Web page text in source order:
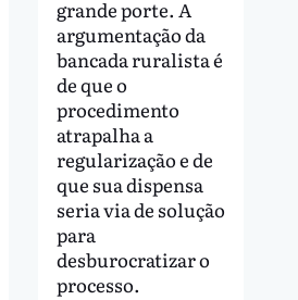
grande porte. A
argumentação da
bancada ruralista é
de que o
procedimento
atrapalha a
regularização e de
que sua dispensa
seria via de solução
para
desburocratizar o
processo.